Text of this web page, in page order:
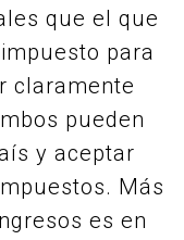
que el que
para
claramente
pueden
y aceptar
Más
es en